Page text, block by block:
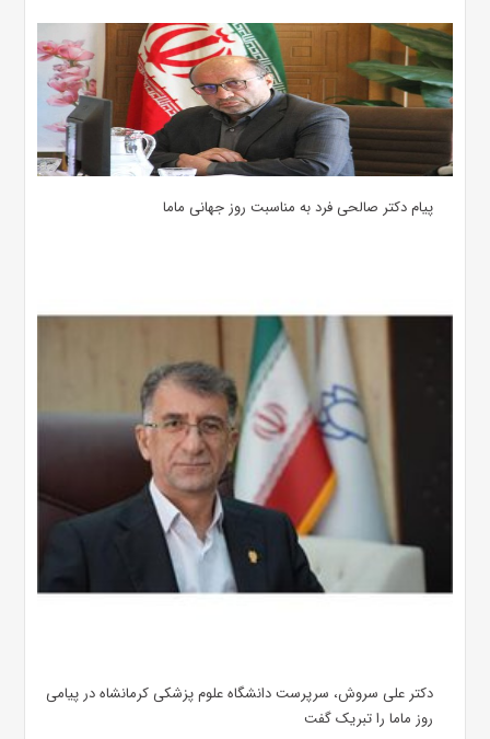
پیام دکتر صالحی فرد به مناسبت روز جهانی ماما
دکتر علی سروش، سرپرست دانشگاه علوم پزشکی کرمانشاه در پیامی
روز ماما را تبریک گفت